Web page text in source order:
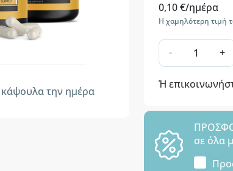
κάψουλα την ημέρα
0,10 €/ημέρα
Η χαμηλότερη τιμή
- +
Ή
σε όλα